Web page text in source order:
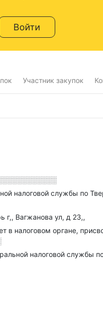
Войти
Участник закупок
налоговой службы по
г,, Вагжанова ул, д 23,,
в налоговом органе,
налоговой службы